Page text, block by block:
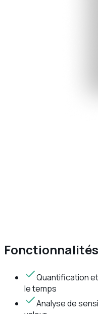
Quantification
le temps
Analyse de